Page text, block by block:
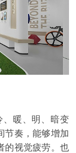
、暖、明、暗变
节奏，能够增加
的视觉疲劳。也